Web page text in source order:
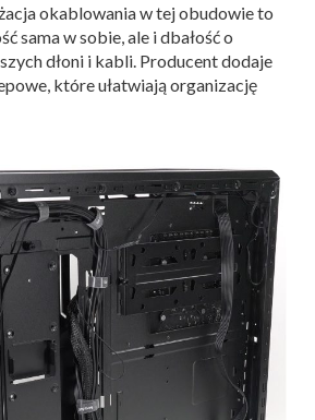
okablowania w tej obudowie to
sama w sobie, ale i dbałość o
dłoni i kabli. Producent dodaje
które ułatwiają organizację